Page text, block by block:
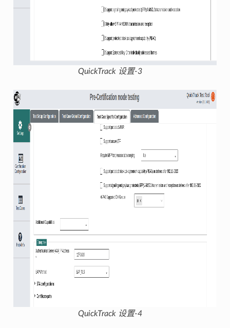
QuickTrack 设置-3
QuickTrack 设置-4